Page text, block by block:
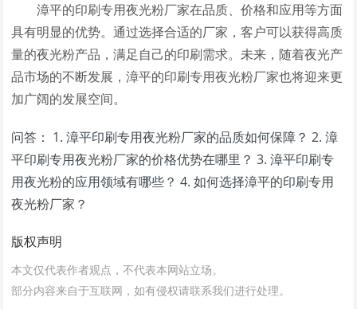
漳平的印刷专用夜光粉厂家在品质、价格和应用等方面
具有明显的优势。通过选择合适的厂家，客户可以获得高质
量的夜光粉产品，满足自己的印刷需求。未来，随着夜光产
品市场的不断发展，漳平的印刷专用夜光粉厂家也将迎来更
加广阔的发展空间。
问答： 1. 漳平印刷专用夜光粉厂家的品质如何保障？ 2. 漳
平印刷专用夜光粉厂家的价格优势在哪里？ 3. 漳平印刷专
用夜光粉的应用领域有哪些？ 4. 如何选择漳平的印刷专用
夜光粉厂家？
版权声明
本文仅代表作者观点，不代表本网站立场。
部分内容来自于互联网，如有侵权请联系我们进行处理。